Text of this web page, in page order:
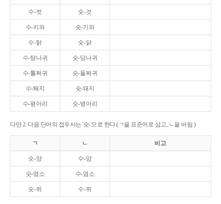
수-컷 숫-것
수-키와 숫-기와
수-탉 숫-닭
수-탕나귀 숫-당나귀
수-톨쩌귀 숫-돌쩌귀
수-퇘지 숫-돼지
수-평아리 숫-병아리
다만 2. 다음 단어의 접두사는 '숫-'으로 한다.(ㄱ을 표준어로 삼고, ㄴ을 버림.)
ㄱ ㄴ 비고
숫-양 수-양
숫-염소 수-염소
숫-쥐 수-쥐